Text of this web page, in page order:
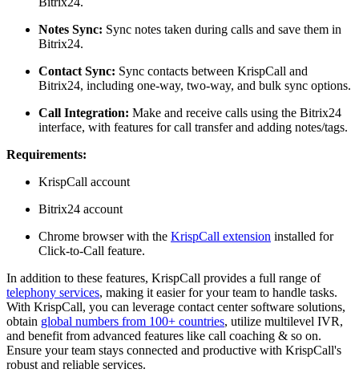
Notes Sync: Sync notes taken during calls and save them in
Bitrix24.
Contact Sync: Sync contacts between KrispCall and
Bitrix24, including one-way, two-way, and bulk sync options.
Call Integration: Make and receive calls using the Bitrix24
interface, with features for call transfer and adding notes/tags.
Requirements:
KrispCall account
Bitrix24 account
Chrome browser with the KrispCall extension installed for
Click-to-Call feature.
In addition to these features, KrispCall provides a full range of
telephony services, making it easier for your team to handle tasks.
With KrispCall, you can leverage contact center software solutions,
obtain global numbers from 100+ countries, utilize multilevel IVR,
and benefit from advanced features like call coaching & so on.
Ensure your team stays connected and productive with KrispCall's
robust and reliable services.